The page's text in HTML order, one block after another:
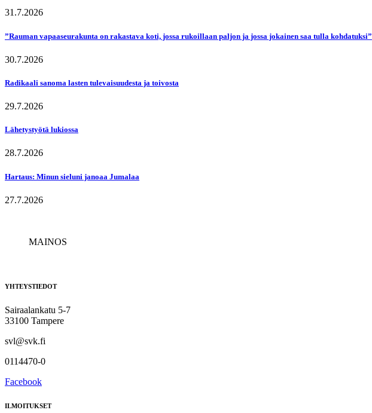
31.7.2026
”Rauman vapaaseurakunta on rakastava koti, jossa rukoillaan paljon ja jossa jokainen saa tulla kohdatuksi”
30.7.2026
Radikaali sanoma lasten tulevaisuudesta ja toivosta
29.7.2026
Lähetystyötä lukiossa
28.7.2026
Hartaus: Minun sieluni janoaa Jumalaa
27.7.2026
MAINOS
YHTEYSTIEDOT
Sairaalankatu 5-7
33100 Tampere
svl@svk.fi
0114470-0
Facebook
ILMOITUKSET